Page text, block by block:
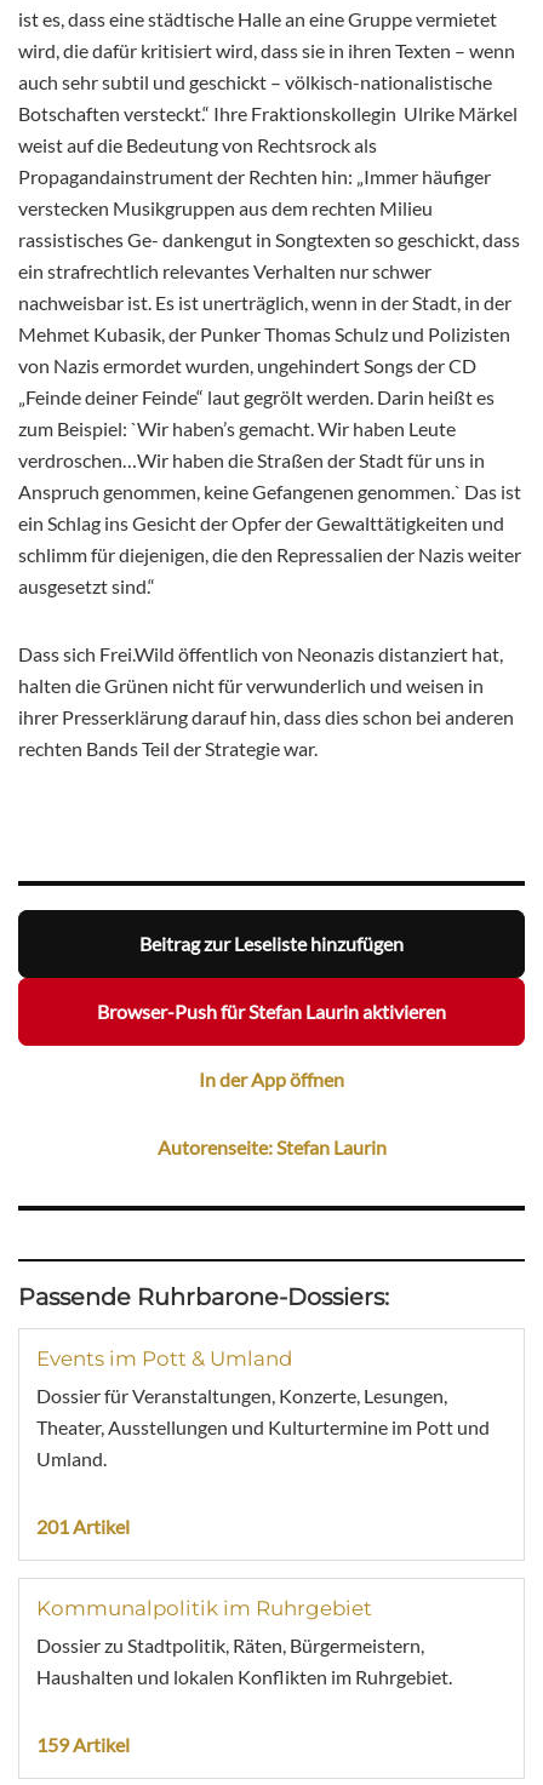
ist es, dass eine städtische Halle an eine Gruppe vermietet
wird, die dafür kritisiert wird, dass sie in ihren Texten – wenn
auch sehr subtil und geschickt – völkisch-nationalistische
Botschaften versteckt.“ Ihre Fraktionskollegin Ulrike Märkel
weist auf die Bedeutung von Rechtsrock als
Propagandainstrument der Rechten hin: „Immer häufiger
verstecken Musikgruppen aus dem rechten Milieu
rassistisches Ge- dankengut in Songtexten so geschickt, dass
ein strafrechtlich relevantes Verhalten nur schwer
nachweisbar ist. Es ist unerträglich, wenn in der Stadt, in der
Mehmet Kubasik, der Punker Thomas Schulz und Polizisten
von Nazis ermordet wurden, ungehindert Songs der CD
„Feinde deiner Feinde“ laut gegrölt werden. Darin heißt es
zum Beispiel: `Wir haben’s gemacht. Wir haben Leute
verdroschen…Wir haben die Straßen der Stadt für uns in
Anspruch genommen, keine Gefangenen genommen.` Das ist
ein Schlag ins Gesicht der Opfer der Gewalttätigkeiten und
schlimm für diejenigen, die den Repressalien der Nazis weiter
ausgesetzt sind.“
Dass sich Frei.Wild öffentlich von Neonazis distanziert hat,
halten die Grünen nicht für verwunderlich und weisen in
ihrer Presserklärung darauf hin, dass dies schon bei anderen
rechten Bands Teil der Strategie war.
Beitrag zur Leseliste hinzufügen
Browser-Push für Stefan Laurin aktivieren
In der App öffnen
Autorenseite: Stefan Laurin
Passende Ruhrbarone-Dossiers:
Events im Pott & Umland
Dossier für Veranstaltungen, Konzerte, Lesungen,
Theater, Ausstellungen und Kulturtermine im Pott und
Umland.
201 Artikel
Kommunalpolitik im Ruhrgebiet
Dossier zu Stadtpolitik, Räten, Bürgermeistern,
Haushalten und lokalen Konflikten im Ruhrgebiet.
159 Artikel